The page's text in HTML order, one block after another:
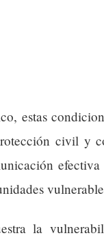
estas
civil y
la